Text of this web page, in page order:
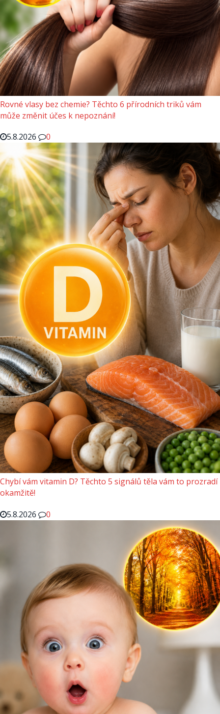
Rovné vlasy bez chemie? Těchto 6 přírodních triků vám
může změnit účes k nepoznání!
5.8.2026
0
Chybí vám vitamin D? Těchto 5 signálů těla vám to prozradí
okamžitě!
5.8.2026
0